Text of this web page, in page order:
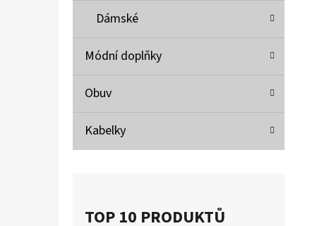
Dámské
Módní doplňky
Obuv
Kabelky
TOP 10 PRODUKTŮ